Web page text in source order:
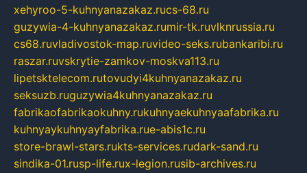
xehyroo-5-kuhnyanazakaz.rucs-68.ru
guzywia-4-kuhnyanazakaz.rumir-tk.ruvlknrussia.ru
cs68.ruvladivostok-map.ruvideo-seks.rubankaribi.ru
raszar.ruvskrytie-zamkov-moskva113.ru
lipetsktelecom.rutovudyi4kuhnyanazakaz.ru
seksuzb.ruguzywia4kuhnyanazakaz.ru
fabrikaofabrikaokuhny.rukuhnyaekuhnyaafabrika.ru
kuhnyaykuhnyayfabrika.rue-abis1c.ru
store-brawl-stars.rukts-services.rudark-sand.ru
sindika-01.rusp-life.rux-legion.rusib-archives.ru